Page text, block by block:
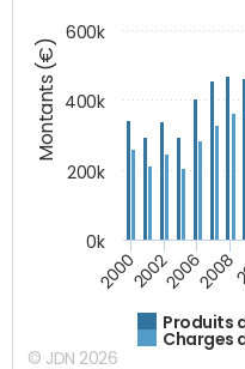
Montants (€)
Produits
Charges
2000200220062008
0k
200k
400k
600k
© JDN 2026